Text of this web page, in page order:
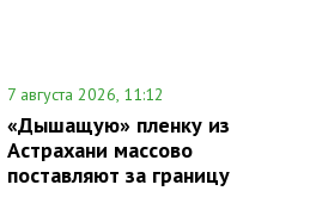
7 августа 2026, 11:12
«Дышащую» пленку из
Астрахани массово
поставляют за границу